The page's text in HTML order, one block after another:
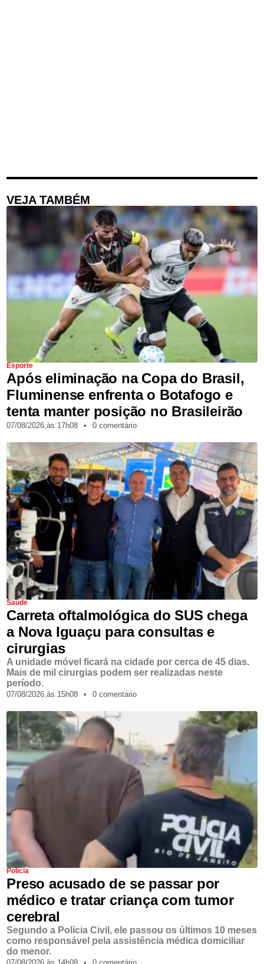
VEJA TAMBÉM
Esporte
Após eliminação na Copa do Brasil,
Fluminense enfrenta o Botafogo e
tenta manter posição no Brasileirão
07/08/2026,às 17h08 • 0 comentário
Saúde
Carreta oftalmológica do SUS chega
a Nova Iguaçu para consultas e
cirurgias
A unidade móvel ficará na cidade por cerca de 45 dias.
Mais de mil cirurgias podem ser realizadas neste
período.
07/08/2026,às 15h08 • 0 comentário
Polícia
Preso acusado de se passar por
médico e tratar criança com tumor
cerebral
Segundo a Polícia Civil, ele passou os últimos 10 meses
como responsável pela assistência médica domiciliar
do menor.